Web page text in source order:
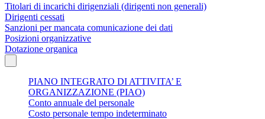
Titolari di incarichi dirigenziali (dirigenti non generali)
Dirigenti cessati
Sanzioni per mancata comunicazione dei dati
Posizioni organizzative
Dotazione organica
PIANO INTEGRATO DI ATTIVITA’ E
ORGANIZZAZIONE (PIAO)
Conto annuale del personale
Costo personale tempo indeterminato